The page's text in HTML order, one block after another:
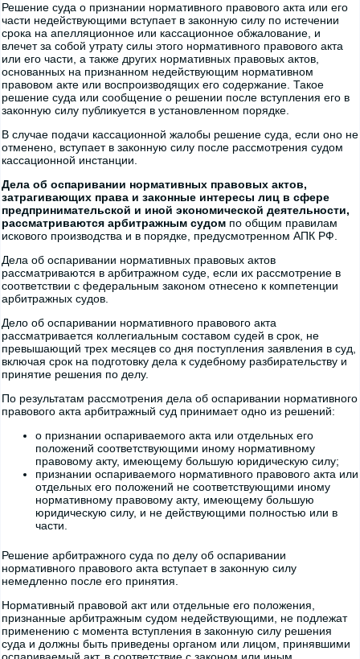
Решение суда о признании нормативного правового акта или его
части недействующими вступает в законную силу по истечении
срока на апелляционное или кассационное обжалование, и
влечет за собой утрату силы этого нормативного правового акта
или его части, а также других нормативных правовых актов,
основанных на признанном недействующим нормативном
правовом акте или воспроизводящих его содержание. Такое
решение суда или сообщение о решении после вступления его в
законную силу публикуется в установленном порядке.
В случае подачи кассационной жалобы решение суда, если оно не
отменено, вступает в законную силу после рассмотрения судом
кассационной инстанции.
Дела об оспаривании нормативных правовых актов,
затрагивающих права и законные интересы лиц в сфере
предпринимательской и иной экономической деятельности,
рассматриваются арбитражным судом по общим правилам
искового производства и в порядке, предусмотренном АПК РФ.
Дела об оспаривании нормативных правовых актов
рассматриваются в арбитражном суде, если их рассмотрение в
соответствии с федеральным законом отнесено к компетенции
арбитражных судов.
Дело об оспаривании нормативного правового акта
рассматривается коллегиальным составом судей в срок, не
превышающий трех месяцев со дня поступления заявления в суд,
включая срок на подготовку дела к судебному разбирательству и
принятие решения по делу.
По результатам рассмотрения дела об оспаривании нормативного
правового акта арбитражный суд принимает одно из решений:
о признании оспариваемого акта или отдельных его
положений соответствующими иному нормативному
правовому акту, имеющему большую юридическую силу;
признании оспариваемого нормативного правового акта или
отдельных его положений не соответствующими иному
нормативному правовому акту, имеющему большую
юридическую силу, и не действующими полностью или в
части.
Решение арбитражного суда по делу об оспаривании
нормативного правового акта вступает в законную силу
немедленно после его принятия.
Нормативный правовой акт или отдельные его положения,
признанные арбитражным судом недействующими, не подлежат
применению с момента вступления в законную силу решения
суда и должны быть приведены органом или лицом, принявшими